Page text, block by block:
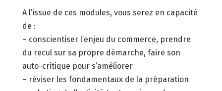
A l’issue de ces modules, vous serez en capacité
de :
– conscientiser l’enjeu du commerce, prendre
du recul sur sa propre démarche, faire son
auto-critique pour s’améliorer
– réviser les fondamentaux de la préparation